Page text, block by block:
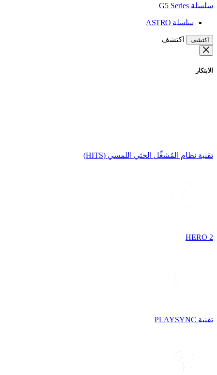
سلسلة G5 Series
سلسلة ASTRO
اكتشف اكتشف
الابتكار
تقنية نظام المُشغِّل الحثي اللمسي (HITS)
HERO 2
تقنية PLAYSYNC